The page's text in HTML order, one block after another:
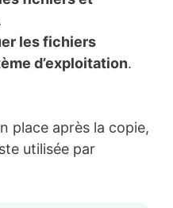
les fichiers
d’exploitation.
place après la copie,
utilisée par